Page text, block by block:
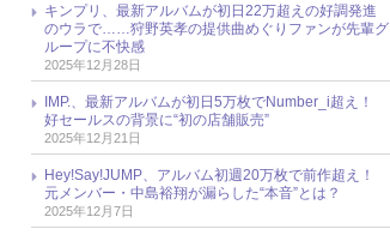
キンプリ、最新アルバムが初日22万超えの好調発進
のウラで……狩野英孝の提供曲めぐりファンが先輩グ
ループに不快感
2025年12月28日
IMP.、最新アルバムが初日5万枚でNumber_i超え！
好セールスの背景に“初の店舗販売”
2025年12月21日
Hey!Say!JUMP、アルバム初週20万枚で前作超え！
元メンバー・中島裕翔が漏らした“本音”とは？
2025年12月7日